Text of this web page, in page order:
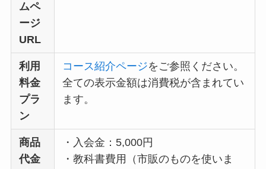
ムペ
ージ
URL
利用
料金
プラ
ン
コース紹介ページをご参照ください。
全ての表示金額は消費税が含まれてい
ます。
商品
代金
・入会金：5,000円
・教科書費用（市販のものを使いま